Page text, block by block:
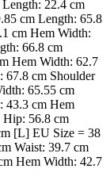
22.4 cm
cm Length: 65.8
cm Hem Width:
66.8 cm
Hem Width: 62.7
67.8 cm Shoulder
65.55 cm
43.3 cm Hem
Hip: 56.8 cm
[L] EU Size = 38
Waist: 39.7 cm
Hem Width: 42.7